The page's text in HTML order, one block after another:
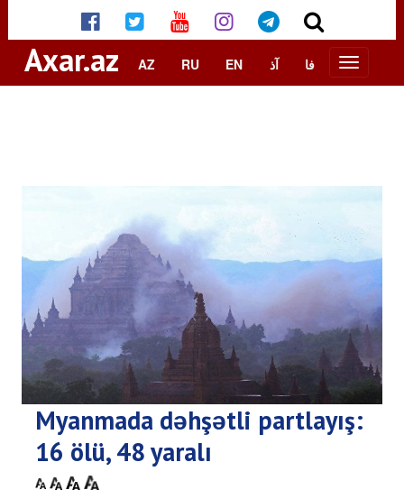
Axar.az AZ RU EN آذ فا
Myanmada dəhşətli partlayış:
16 ölü, 48 yaralı